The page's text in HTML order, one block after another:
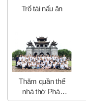
Trổ tài nấu ăn
Thăm quần thể
nhà thờ Phát
Diệm